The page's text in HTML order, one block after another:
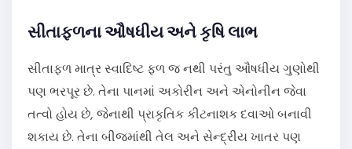
સીતાફળના ઔષધીય અને કૃષિ લાભ
સીતાફળ માત્ર સ્વાદિષ્ટ ફળ જ નથી પરંતુ ઔષધીય ગુણોથી
પણ ભરપૂર છે. તેના પાનમાં અકોરીન અને એનોનીન જેવા
તત્વો હોય છે, જેનાથી પ્રાકૃતિક કીટનાશક દવાઓ બનાવી
શકાય છે. તેના બીજમાંથી તેલ અને સેન્દ્રીય ખાતર પણ